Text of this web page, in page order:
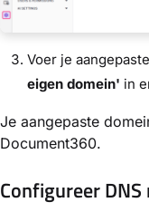
Voer je
eigen domein' in
Je aangepaste
Document360.
Configureer